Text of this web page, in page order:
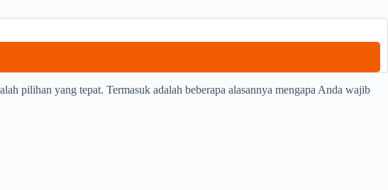
pilihan yang tepat. Termasuk adalah beberapa alasannya mengapa Anda wajib